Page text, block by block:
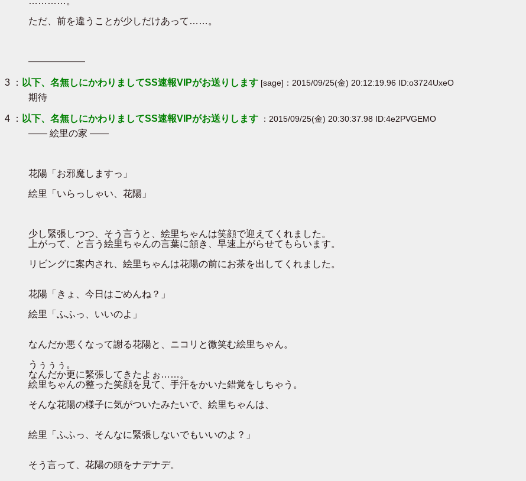
ただ、前を違うことが少しだけあって……。
――――――
3 ： 以下、名無しにかわりましてSS速報VIPがお送りします [sage]：2015/09/25(金) 20:12:19.96 ID:o3724UxeO
期待
4 ： 以下、名無しにかわりましてSS速報VIPがお送りします ：2015/09/25(金) 20:30:37.98 ID:4e2PVGEMO
―― 絵里の家 ――
花陽「お邪魔しますっ」
絵里「いらっしゃい、花陽」
少し緊張しつつ、そう言うと、絵里ちゃんは笑顔で迎えてくれました。
上がって、と言う絵里ちゃんの言葉に頷き、早速上がらせてもらいます。
リビングに案内され、絵里ちゃんは花陽の前にお茶を出してくれました。
花陽「きょ、今日はごめんね？」
絵里「ふふっ、いいのよ」
なんだか悪くなって謝る花陽と、ニコリと微笑む絵里ちゃん。
うぅぅぅ。
なんだか更に緊張してきたよぉ……。
絵里ちゃんの整った笑顔を見て、手汗をかいた錯覚をしちゃう。
そんな花陽の様子に気がついたみたいで、絵里ちゃんは、
絵里「ふふっ、そんなに緊張しないでもいいのよ？」
そう言って、花陽の頭をナデナデ。